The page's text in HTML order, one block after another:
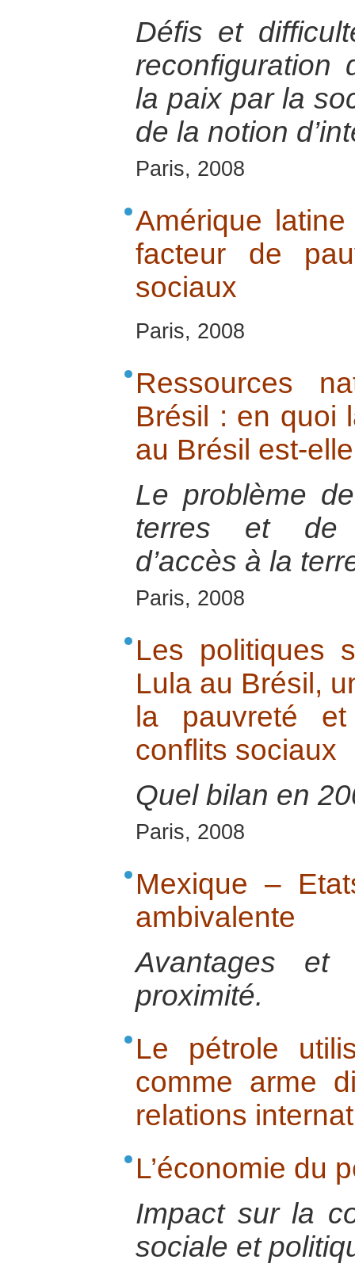
Défis et
reconfiguration
la paix par la
de la notion
Paris, 2008
Amérique
facteur de
sociaux
Paris, 2008
Ressources
Brésil : en quoi
au Brésil est-
Le problème
terres et de
d’accès à la
Paris, 2008
Les politiques
Lula au Brésil,
la pauvreté
conflits sociaux
Quel bilan en
Paris, 2008
Mexique –
ambivalente
Avantages et
proximité.
Le pétrole
comme arme
relations
L’économie du
Impact sur la
sociale et